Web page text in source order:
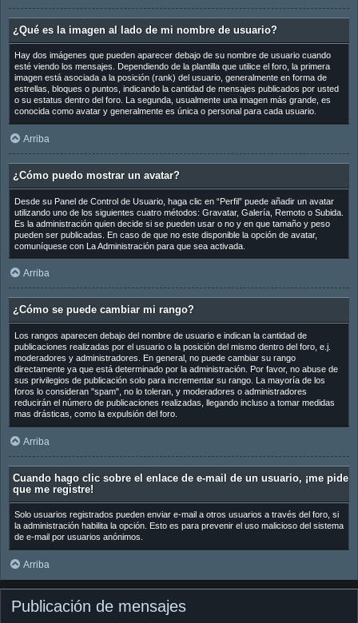
¿Qué es la imagen al lado de mi nombre de usuario?
Hay dos imágenes que pueden aparecer debajo de su nombre de usuario cuando
esté viendo los mensajes. Dependiendo de la plantilla que utilice el foro, la primera
imagen está asociada a la posición (rank) del usuario, generalmente en forma de
estrellas, bloques o puntos, indicando la cantidad de mensajes publicados por usted
o su estatus dentro del foro. La segunda, usualmente una imagen más grande, es
conocida como avatar y generalmente es única o personal para cada usuario.
Arriba
¿Cómo puedo mostrar un avatar?
Desde su Panel de Control de Usuario, haga clic en “Perfil” puede añadir un avatar
utilizando uno de los siguientes cuatro métodos: Gravatar, Galería, Remoto o Subida.
Es la administración quien decide si se pueden usar o no y en que tamaño y peso
pueden ser publicadas. En caso de que no este disponible la opción de avatar,
comuníquese con La Administración para que sea activada.
Arriba
¿Cómo se puede cambiar mi rango?
Los rangos aparecen debajo del nombre de usuario e indican la cantidad de
publicaciones realizadas por el usuario o la posición del mismo dentro del foro, e.j.
moderadores y administradores. En general, no puede cambiar su rango
directamente ya que está determinado por la administración. Por favor, no abuse de
sus privilegios de publicación solo para incrementar su rango. La mayoría de los
foros lo consideran "spam", no lo toleran, y moderadores o administradores
reducirán el número de publicaciones realizadas, llegando incluso a tomar medidas
mas drásticas, como la expulsión del foro.
Arriba
Cuando hago clic sobre el enlace de e-mail de un usuario, ¡me pide
que me registre!
Solo usuarios registrados pueden enviar e-mail a otros usuarios a través del foro, si
la administración habilita la opción. Esto es para prevenir el uso malicioso del sistema
de e-mail por usuarios anónimos.
Arriba
Publicación de mensajes